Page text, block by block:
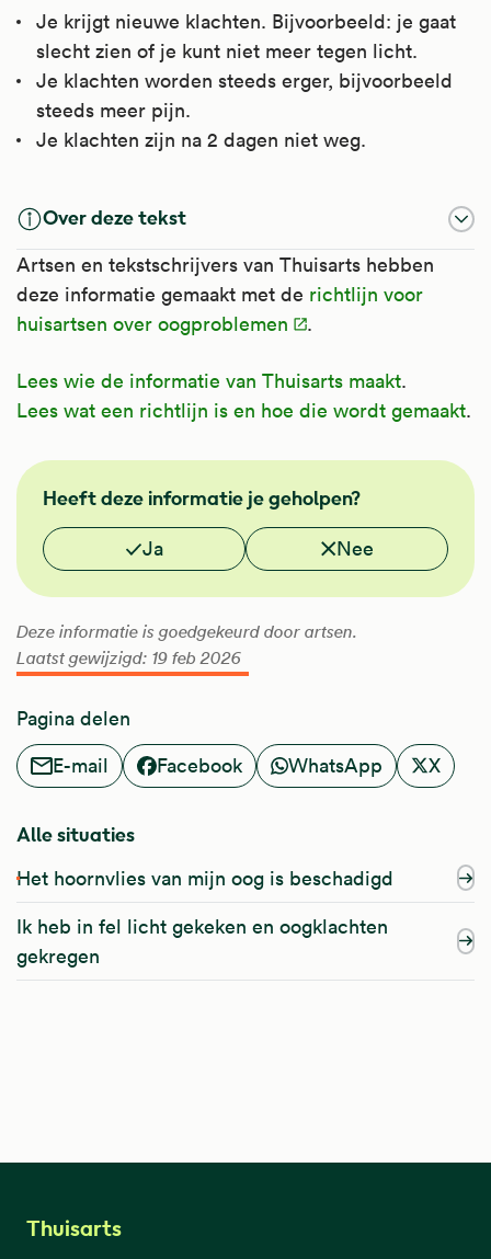
Je krijgt nieuwe klachten. Bijvoorbeeld: je gaat
slecht zien of je kunt niet meer tegen licht.
Je klachten worden steeds erger, bijvoorbeeld
steeds meer pijn.
Je klachten zijn na 2 dagen niet weg.
Over deze tekst
Artsen en tekstschrijvers van Thuisarts hebben
deze informatie gemaakt met de richtlijn voor
huisartsen over oogproblemen
.
Lees wie de informatie van Thuisarts maakt.
Lees wat een richtlijn is en hoe die wordt gemaakt.
NHG
Heeft deze informatie je geholpen?
Vond je deze informatie nuttig?
Ja Nee
Deze informatie is goedgekeurd door artsen.
Laatst gewijzigd: 19 feb 2026
Pagina delen
E-mail
Facebook WhatsApp X
Alle situaties
Het hoornvlies van mijn oog is beschadigd
Ik heb in fel licht gekeken en oogklachten
gekregen
Thuisarts